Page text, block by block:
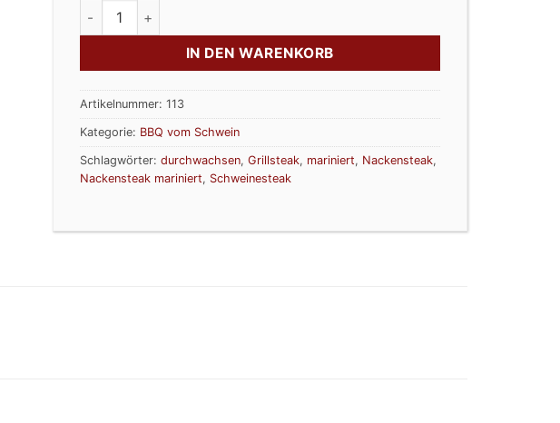
Nackenkotelett gewürzt - mit Knochen Menge
IN DEN WARENKORB
Artikelnummer: 113
Kategorie: BBQ vom Schwein
Schlagwörter: durchwachsen, Grillsteak, mariniert, Nackensteak,
Nackensteak mariniert, Schweinesteak